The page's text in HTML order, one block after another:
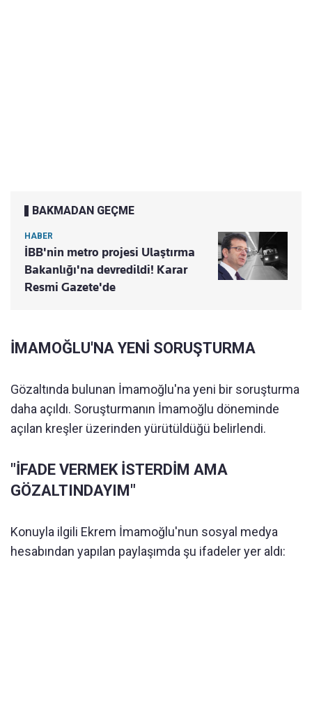
BAKMADAN GEÇME
HABER
İBB'nin metro projesi Ulaştırma
Bakanlığı'na devredildi! Karar
Resmi Gazete'de
İMAMOĞLU'NA YENİ SORUŞTURMA
Gözaltında bulunan İmamoğlu'na yeni bir soruşturma
daha açıldı. Soruşturmanın İmamoğlu döneminde
açılan kreşler üzerinden yürütüldüğü belirlendi.
"İFADE VERMEK İSTERDİM AMA
GÖZALTINDAYIM"
Konuyla ilgili Ekrem İmamoğlu'nun sosyal medya
hesabından yapılan paylaşımda şu ifadeler yer aldı: